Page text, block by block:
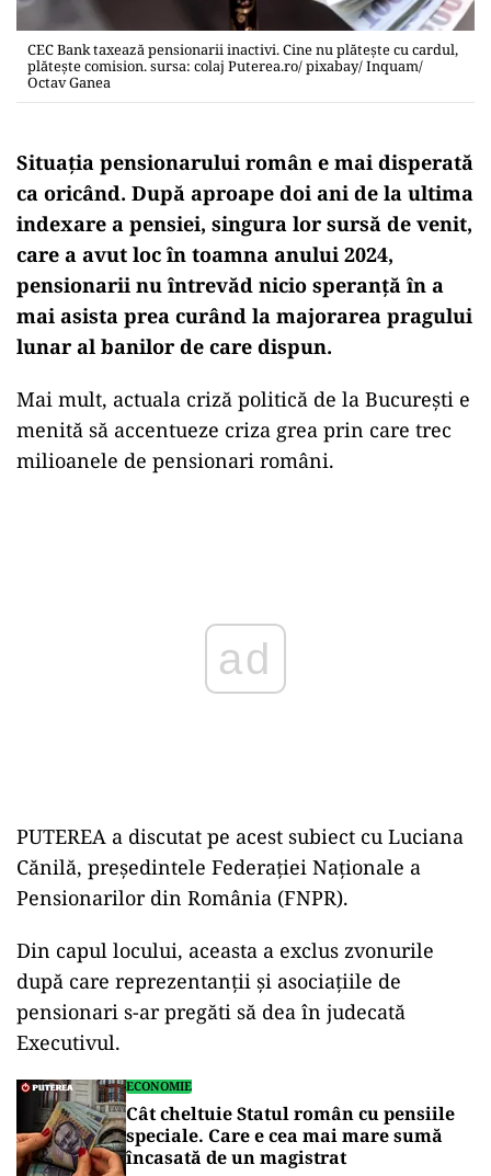
CEC Bank taxează pensionarii inactivi. Cine nu plătește cu cardul,
plătește comision. sursa: colaj Puterea.ro/ pixabay/ Inquam/
Octav Ganea
Situația pensionarului român e mai disperată
ca oricând. După aproape doi ani de la ultima
indexare a pensiei, singura lor sursă de venit,
care a avut loc în toamna anului 2024,
pensionarii nu întrevăd nicio speranță în a
mai asista prea curând la majorarea pragului
lunar al banilor de care dispun.
Mai mult, actuala criză politică de la București e
menită să accentueze criza grea prin care trec
milioanele de pensionari români.
PUTEREA a discutat pe acest subiect cu Luciana
Cănilă, președintele Federației Naționale a
Pensionarilor din România (FNPR).
Din capul locului, aceasta a exclus zvonurile
după care reprezentanții și asociațiile de
pensionari s-ar pregăti să dea în judecată
Executivul.
ECONOMIE
Cât cheltuie Statul român cu pensiile
speciale. Care e cea mai mare sumă
încasată de un magistrat